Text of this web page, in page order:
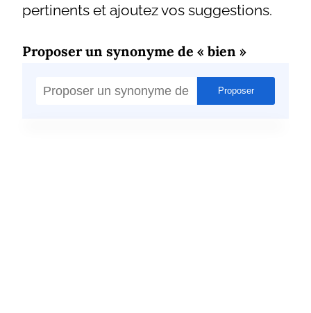
pertinents et ajoutez vos suggestions.
Proposer un synonyme de « bien »